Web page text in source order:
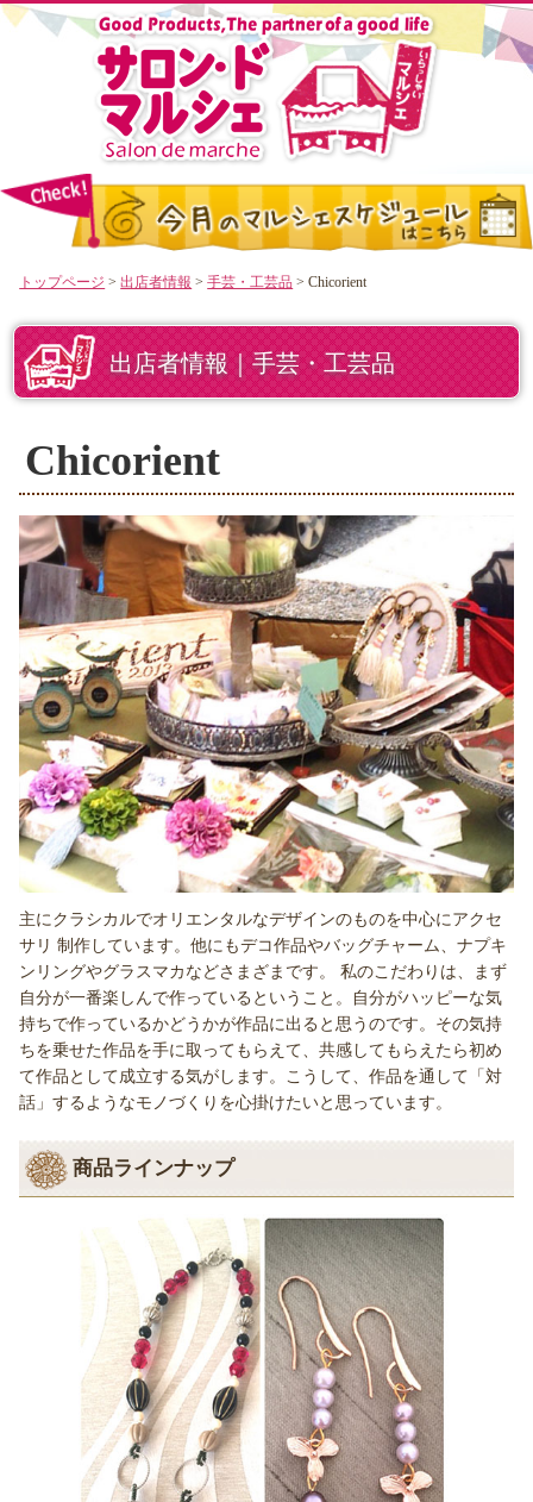
トップページ >出店者情報 >手芸・工芸品 > Chicorient
出店者情報｜手芸・工芸品
Chicorient
主にクラシカルでオリエンタルなデザインのものを中心にアクセ
サリ 制作しています。他にもデコ作品やバッグチャーム、ナプキ
ンリングやグラスマカなどさまざまです。 私のこだわりは、まず
自分が一番楽しんで作っているということ。自分がハッピーな気
持ちで作っているかどうかが作品に出ると思うのです。その気持
ちを乗せた作品を手に取ってもらえて、共感してもらえたら初め
て作品として成立する気がします。こうして、作品を通して「対
話」するようなモノづくりを心掛けたいと思っています。
商品ラインナップ